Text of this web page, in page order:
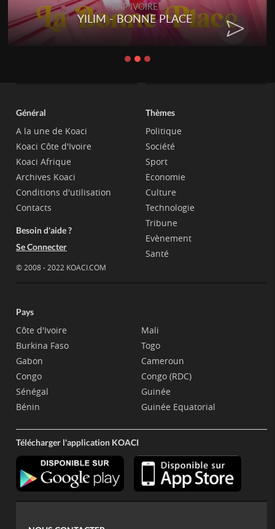
RAP IVOIRE
YILIM - BONNE PLACE
Général
A la une de Koaci
Koaci Côte d'Ivoire
Koaci Afrique
Archives Koaci
Conditions d'utilisation
Contacts
Besoin d'aide ?
Se Connecter
© 2008 - 2022 KOACI.COM
Thèmes
Politique
Société
Sport
Economie
Culture
Technologie
Tribune
Evènement
Santé
Pays
Côte d'Ivoire
Burkina Faso
Gabon
Congo
Sénégal
Bénin
Mali
Togo
Cameroun
Congo (RDC)
Guinée
Guinée Equatorial
Télécharger l'application KOACI